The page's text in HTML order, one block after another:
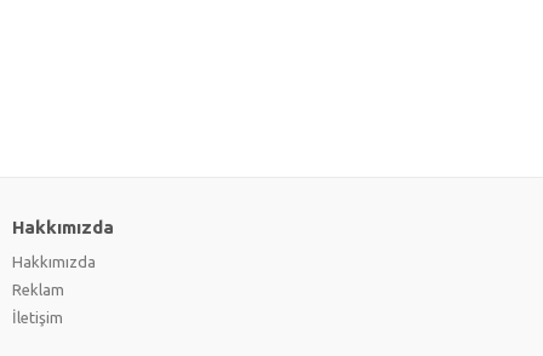
Hakkımızda
Hakkımızda
Reklam
İletişim